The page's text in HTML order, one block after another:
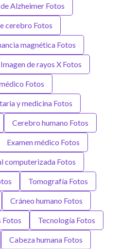
Alzheimer Fotos
cerebro Fotos
magnética Fotos
Imagen de rayos X Fotos
Fotos
y medicina Fotos
Cerebro humano Fotos
Examen médico Fotos
computerizada Fotos
Tomografía Fotos
Cráneo humano Fotos
Fotos Tecnología Fotos
Cabeza humana Fotos